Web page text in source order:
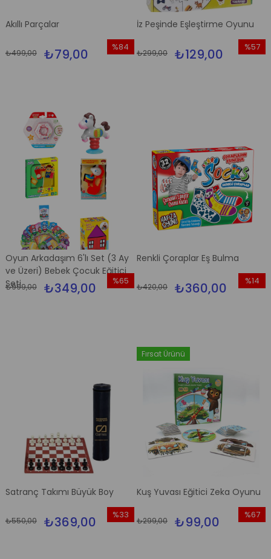
Akıllı Parçalar
₺79,00
₺499,00
%84
İz Peşinde Eşleştirme Oyunu
₺129,00
₺299,00
%57
Oyun Arkadaşım 6'lı Set (3 Ay
ve Üzeri) Bebek Çocuk Eğitici
Seti
₺349,00
₺999,00
%65
Renkli Çoraplar Eş Bulma
₺360,00
₺420,00
%14
Satranç Takımı Büyük Boy
₺369,00
₺550,00
%33
Kuş Yuvası Eğitici Zeka Oyunu
₺99,00
₺299,00
%67
Fırsat Ürünü